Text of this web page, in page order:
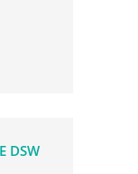
DSW